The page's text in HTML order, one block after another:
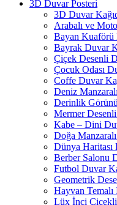
3D Duvar Posteri
3D Duvar
Arabalı ve
Bayan Kuaförü
Bayrak Duvar
Çiçek Desenli
Çocuk Odası
Coffe Duvar
Deniz
Derinlik
Mermer
Kabe – Dini
Doğa
Dünya Haritası
Berber Salonu
Futbol Duvar
Geometrik
Hayvan Temalı
Lüx İnci Çicekli